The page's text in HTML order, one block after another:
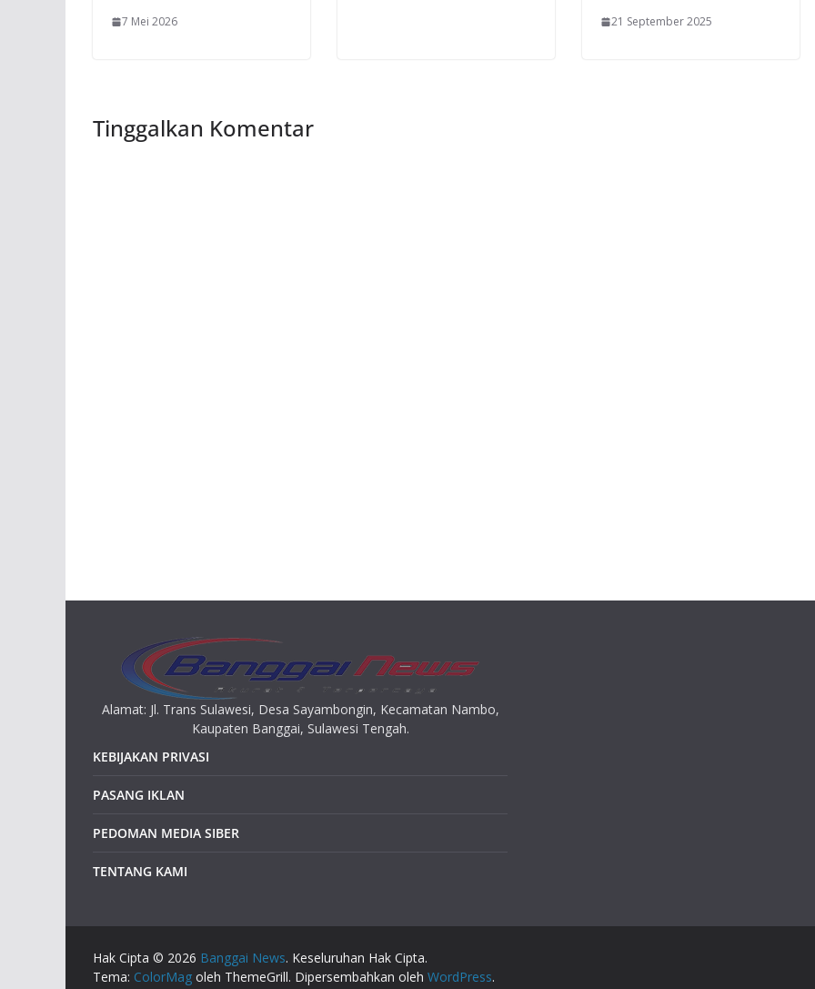
7 Mei 2026 21 September 2025
Tinggalkan Komentar
Alamat: Jl. Trans Sulawesi, Desa Sayambongin, Kecamatan Nambo,
Kaupaten Banggai, Sulawesi Tengah.
KEBIJAKAN PRIVASI
PASANG IKLAN
PEDOMAN MEDIA SIBER
TENTANG KAMI
Hak Cipta © 2026 Banggai News. Keseluruhan Hak Cipta.
Tema: ColorMag oleh ThemeGrill. Dipersembahkan oleh WordPress.